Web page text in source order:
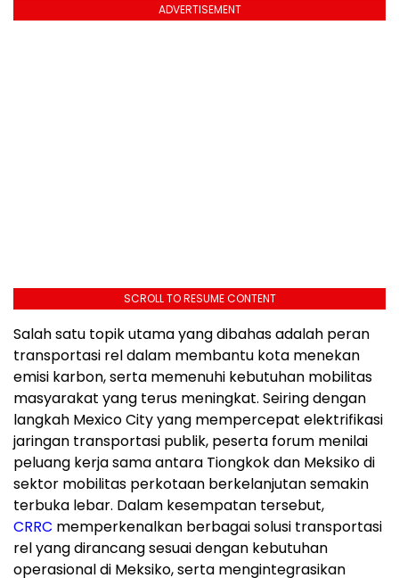
ADVERTISEMENT
SCROLL TO RESUME CONTENT
Salah satu topik utama yang dibahas adalah peran
transportasi rel dalam membantu kota menekan
emisi karbon, serta memenuhi kebutuhan mobilitas
masyarakat yang terus meningkat. Seiring dengan
langkah Mexico City yang mempercepat elektrifikasi
jaringan transportasi publik, peserta forum menilai
peluang kerja sama antara Tiongkok dan Meksiko di
sektor mobilitas perkotaan berkelanjutan semakin
terbuka lebar. Dalam kesempatan tersebut,
CRRC memperkenalkan berbagai solusi transportasi
rel yang dirancang sesuai dengan kebutuhan
operasional di Meksiko, serta mengintegrasikan